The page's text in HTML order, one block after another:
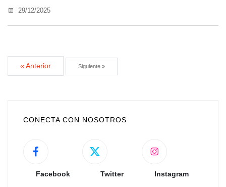
29/12/2025
« Anterior Siguiente »
CONECTA CON NOSOTROS
Facebook Twitter Instagram